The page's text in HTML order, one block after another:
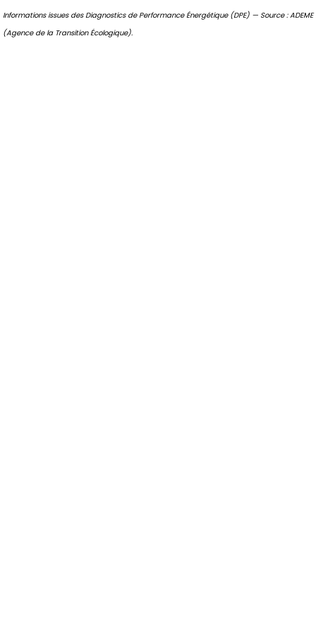
Informations issues des Diagnostics de Performance Énergétique (DPE) — Source : ADEME
(Agence de la Transition Écologique).